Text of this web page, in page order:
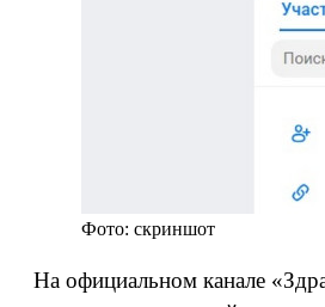
Фото: скриншот
На официальном канале